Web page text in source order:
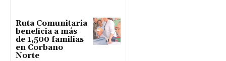
Ruta Comunitaria
beneficia a más
de 1,500 familias
en Corbano
Norte